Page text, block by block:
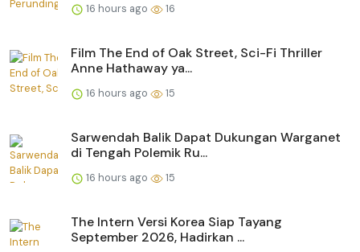
16 hours ago 16
Film The End of Oak Street, Sci-Fi Thriller
Anne Hathaway ya...
16 hours ago 15
Sarwendah Balik Dapat Dukungan Warganet
di Tengah Polemik Ru...
16 hours ago 15
The Intern Versi Korea Siap Tayang
September 2026, Hadirkan ...